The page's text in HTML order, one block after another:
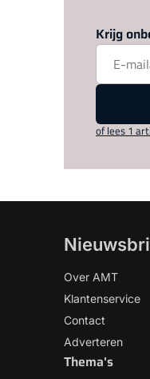
Krijg
of lees 1
Over AMT
Klantenservice
Contact
Adverteren
Thema's